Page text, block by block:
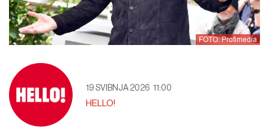
FOTO: Profimedia
19 SVIBNJA 2026 11:00
HELLO!